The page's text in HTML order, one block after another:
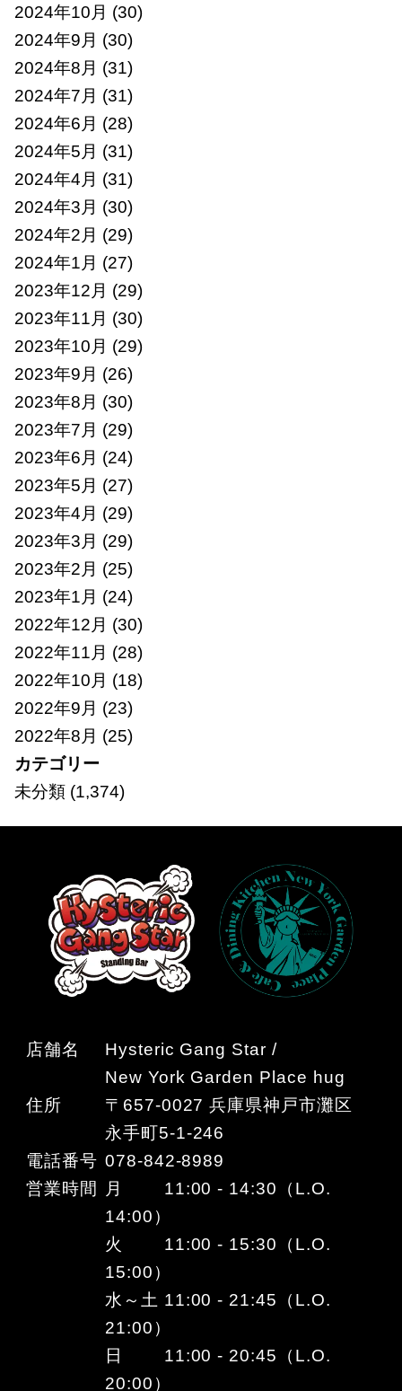
2024年10月 (30)
2024年9月 (30)
2024年8月 (31)
2024年7月 (31)
2024年6月 (28)
2024年5月 (31)
2024年4月 (31)
2024年3月 (30)
2024年2月 (29)
2024年1月 (27)
2023年12月 (29)
2023年11月 (30)
2023年10月 (29)
2023年9月 (26)
2023年8月 (30)
2023年7月 (29)
2023年6月 (24)
2023年5月 (27)
2023年4月 (29)
2023年3月 (29)
2023年2月 (25)
2023年1月 (24)
2022年12月 (30)
2022年11月 (28)
2022年10月 (18)
2022年9月 (23)
2022年8月 (25)
カテゴリー
未分類(1,374)
店舗名
Hysteric Gang Star /
New York Garden Place hug
住所
〒657-0027 兵庫県神戸市灘区
永手町5-1-246
電話番号 078-842-8989
営業時間
月 11:00 - 14:30（L.O.
14:00）
火 11:00 - 15:30（L.O.
15:00）
水～土 11:00 - 21:45（L.O.
21:00）
日 11:00 - 20:45（L.O.
20:00）